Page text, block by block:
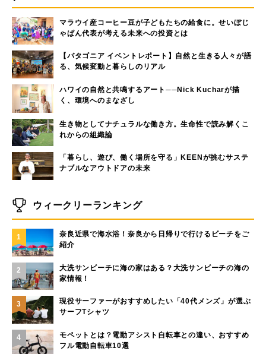
マラウイ産コーヒー豆が子どもたちの給食に。せいぼじ
ゃぱん代表が考える未来への投資とは
【パタゴニア イベントレポート】自然と生きる人々が語
る、気候変動と暮らしのリアル
ハワイの自然と共鳴するアート──Nick Kucharが描
く、環境へのまなざし
生き物としてナチュラルな働き方。生命性で読み解くこ
れからの組織論
「暮らし、遊び、働く場所を守る」KEENが挑むサステ
ナブルなアウトドアの未来
ウィークリーランキング
1
奈良近県で海水浴！奈良から日帰りで行けるビーチをご
紹介
2
大洗サンビーチに海の家はある？大洗サンビーチの海の
家情報！
3
現役サーファーがおすすめしたい「40代メンズ」が選ぶ
サーフTシャツ
4
モペットとは？電動アシスト自転車との違い、おすすめ
フル電動自転車10選